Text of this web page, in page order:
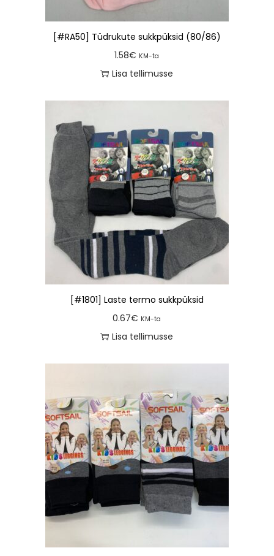
[#RA50] Tüdrukute sukkpüksid (80/86)
1.58€ KM-ta
Lisa tellimusse
[#1801] Laste termo sukkpüksid
0.67€ KM-ta
Lisa tellimusse